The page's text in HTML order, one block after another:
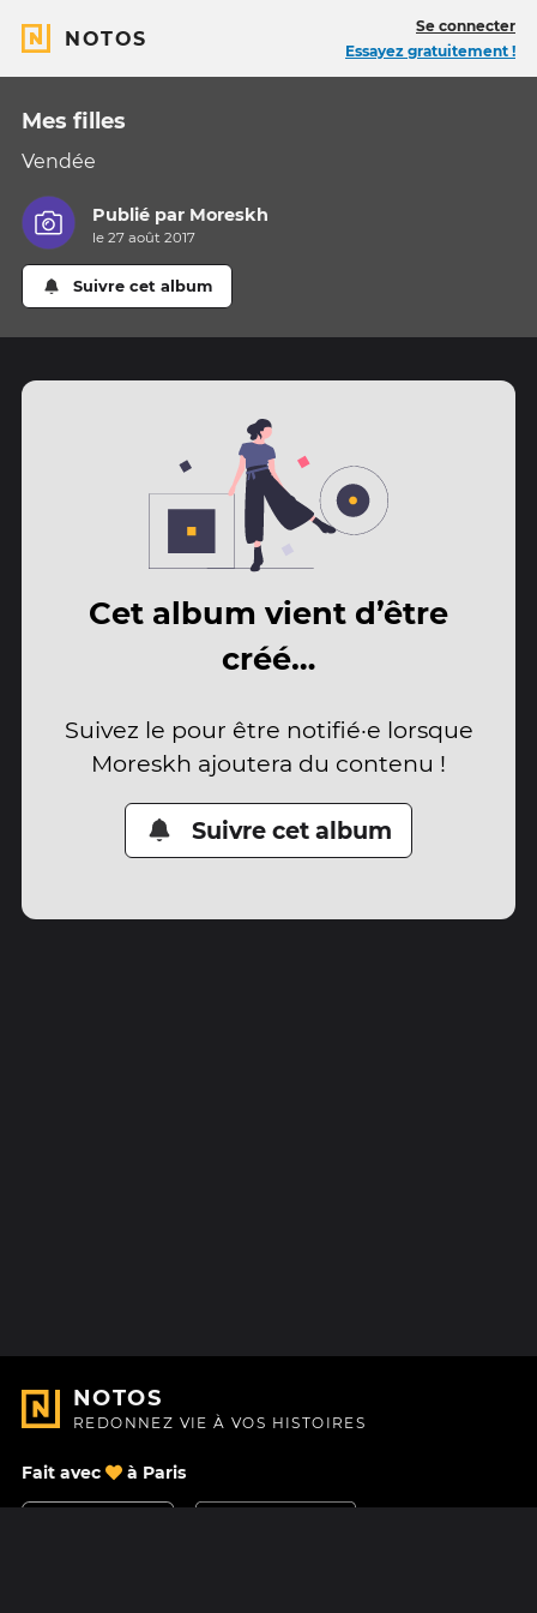
NOTOS
Se connecter
Essayez gratuitement !
Mes filles
Vendée
Publié par Moreskh
le 27 août 2017
Suivre cet album
Cet album vient d’être
créé…
Suivez le pour être notifié·e lorsque
Moreskh ajoutera du contenu !
Suivre cet album
NOTOS
REDONNEZ VIE À VOS HISTOIRES
Fait avec à Paris